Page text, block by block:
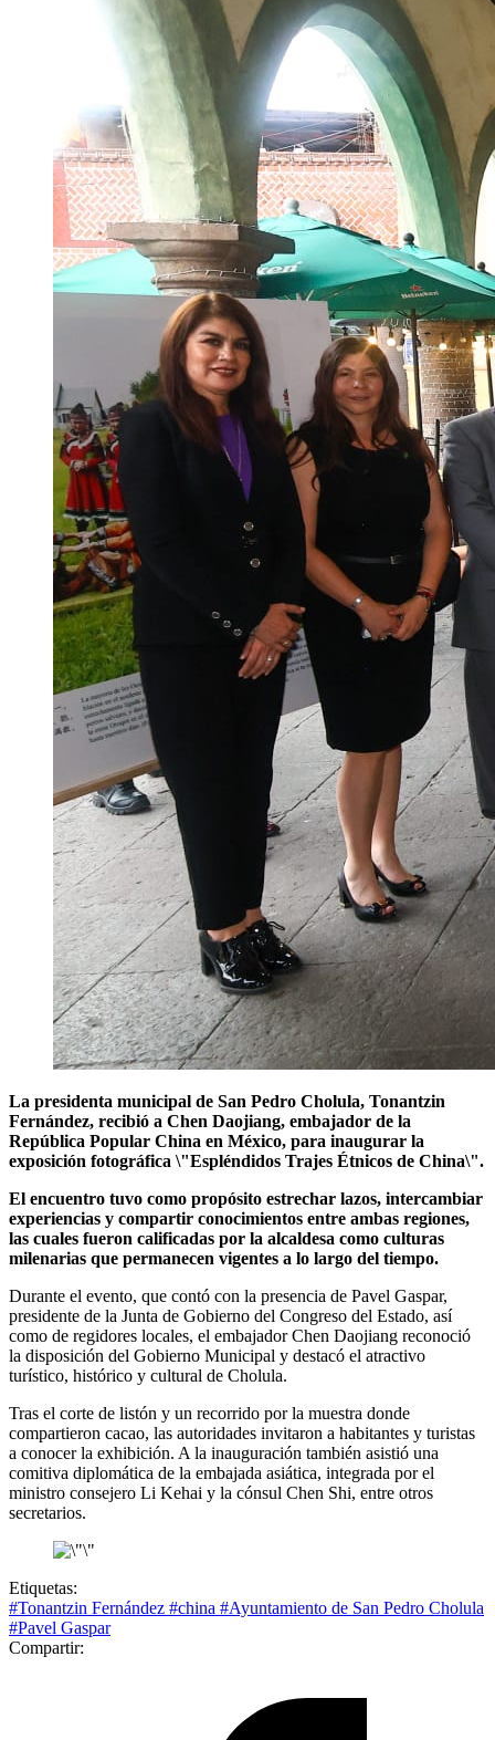
La presidenta municipal de San Pedro Cholula, Tonantzin
Fernández, recibió a Chen Daojiang, embajador de la
República Popular China en México, para inaugurar la
exposición fotográfica \"Espléndidos Trajes Étnicos de China\".
El encuentro tuvo como propósito estrechar lazos, intercambiar
experiencias y compartir conocimientos entre ambas regiones,
las cuales fueron calificadas por la alcaldesa como culturas
milenarias que permanecen vigentes a lo largo del tiempo.
Durante el evento, que contó con la presencia de Pavel Gaspar,
presidente de la Junta de Gobierno del Congreso del Estado, así
como de regidores locales, el embajador Chen Daojiang reconoció
la disposición del Gobierno Municipal y destacó el atractivo
turístico, histórico y cultural de Cholula.
Tras el corte de listón y un recorrido por la muestra donde
compartieron cacao, las autoridades invitaron a habitantes y turistas
a conocer la exhibición. A la inauguración también asistió una
comitiva diplomática de la embajada asiática, integrada por el
ministro consejero Li Kehai y la cónsul Chen Shi, entre otros
secretarios.
Etiquetas:
#Tonantzin Fernández #china #Ayuntamiento de San Pedro Cholula
#Pavel Gaspar
Compartir: